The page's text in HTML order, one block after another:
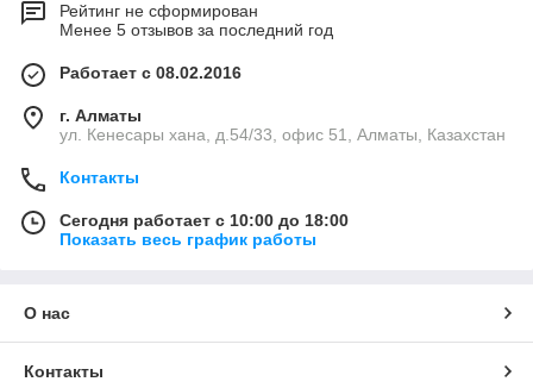
Рейтинг не сформирован
Менее 5 отзывов за последний год
Работает с 08.02.2016
г. Алматы
ул. Кенесары хана, д.54/33, офис 51, Алматы, Казахстан
Контакты
Сегодня работает с 10:00 до 18:00
Показать весь график работы
О нас
Контакты